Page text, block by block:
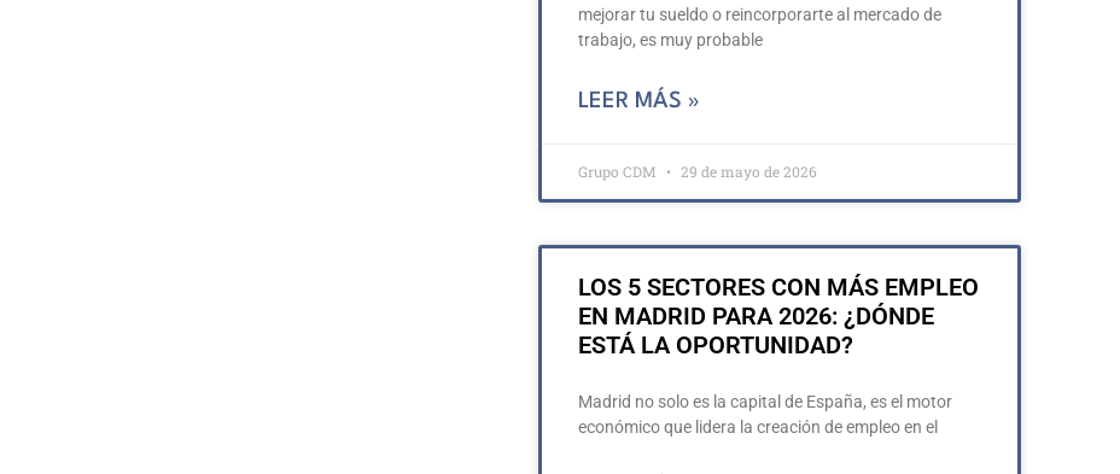
mejorar tu sueldo o reincorporarte al mercado de
trabajo, es muy probable
LEER MÁS »
Grupo CDM 29 de mayo de 2026
LOS 5 SECTORES CON MÁS EMPLEO
EN MADRID PARA 2026: ¿DÓNDE
ESTÁ LA OPORTUNIDAD?
Madrid no solo es la capital de España, es el motor
económico que lidera la creación de empleo en el